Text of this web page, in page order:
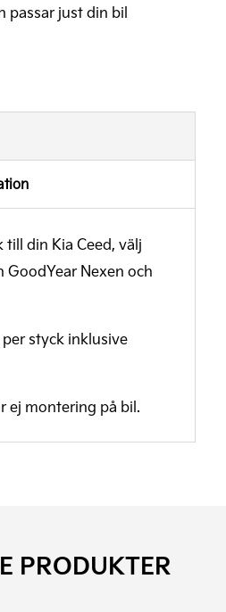
passar just din bil
din Kia Ceed, välj
Nexen och
styck inklusive
ej montering på bil.
PRODUKTER